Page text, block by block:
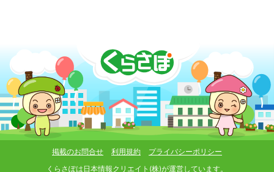
掲載のお問合せ 利用規約
プライバシーポリシー
くらさぽは 日本情報クリエイト(株)が運営しています。